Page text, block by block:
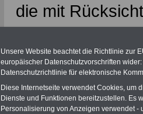
die mit
Betrieb an
mehreren
und in der von
aufzustellenden
Unsere Website beachtet die Richtlinie zur
europäischer Datenschutzvorschriften
Datenschutzrichtlinie für elektronische
Diese Internetseite verwendet Cookies, um
Dienste und Funktionen bereitzustellen. Es
Personalisierung von Anzeigen verwendet